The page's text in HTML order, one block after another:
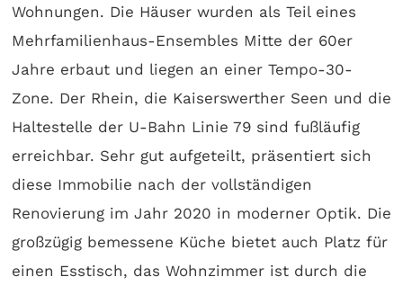
Wohnungen. Die Häuser wurden als Teil eines
Mehrfamilienhaus-Ensembles Mitte der 60er
Jahre erbaut und liegen an einer Tempo-30-
Zone. Der Rhein, die Kaiserswerther Seen und die
Haltestelle der U-Bahn Linie 79 sind fußläufig
erreichbar. Sehr gut aufgeteilt, präsentiert sich
diese Immobilie nach der vollständigen
Renovierung im Jahr 2020 in moderner Optik. Die
großzügig bemessene Küche bietet auch Platz für
einen Esstisch, das Wohnzimmer ist durch die